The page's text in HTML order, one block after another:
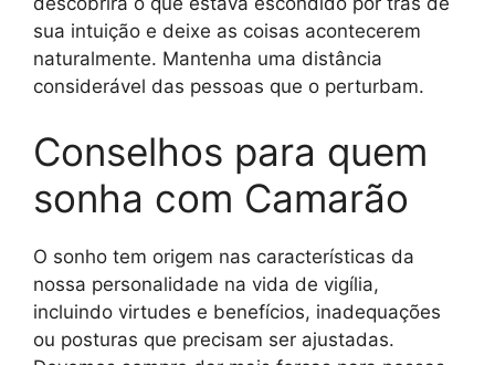
sua intuição e deixe as coisas acontecerem
naturalmente. Mantenha uma distância
considerável das pessoas que o perturbam.
Conselhos para quem
sonha com Camarão
O sonho tem origem nas características da
nossa personalidade na vida de vigília,
incluindo virtudes e benefícios, inadequações
ou posturas que precisam ser ajustadas.